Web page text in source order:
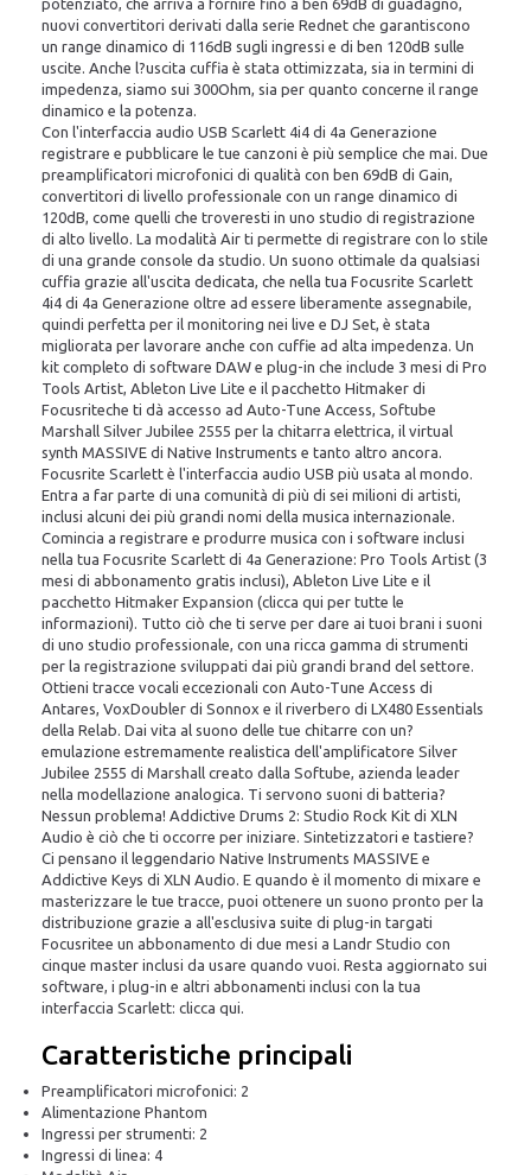
potenziato, che arriva a fornire fino a ben 69dB di guadagno,
nuovi convertitori derivati dalla serie Rednet che garantiscono
un range dinamico di 116dB sugli ingressi e di ben 120dB sulle
uscite. Anche l?uscita cuffia è stata ottimizzata, sia in termini di
impedenza, siamo sui 300Ohm, sia per quanto concerne il range
dinamico e la potenza.
Con l'interfaccia audio USB Scarlett 4i4 di 4a Generazione
registrare e pubblicare le tue canzoni è più semplice che mai. Due
preamplificatori microfonici di qualità con ben 69dB di Gain,
convertitori di livello professionale con un range dinamico di
120dB, come quelli che troveresti in uno studio di registrazione
di alto livello. La modalità Air ti permette di registrare con lo stile
di una grande console da studio. Un suono ottimale da qualsiasi
cuffia grazie all'uscita dedicata, che nella tua Focusrite Scarlett
4i4 di 4a Generazione oltre ad essere liberamente assegnabile,
quindi perfetta per il monitoring nei live e DJ Set, è stata
migliorata per lavorare anche con cuffie ad alta impedenza. Un
kit completo di software DAW e plug-in che include 3 mesi di Pro
Tools Artist, Ableton Live Lite e il pacchetto Hitmaker di
Focusriteche ti dà accesso ad Auto-Tune Access, Softube
Marshall Silver Jubilee 2555 per la chitarra elettrica, il virtual
synth MASSIVE di Native Instruments e tanto altro ancora.
Focusrite Scarlett è l'interfaccia audio USB più usata al mondo.
Entra a far parte di una comunità di più di sei milioni di artisti,
inclusi alcuni dei più grandi nomi della musica internazionale.
Comincia a registrare e produrre musica con i software inclusi
nella tua Focusrite Scarlett di 4a Generazione: Pro Tools Artist (3
mesi di abbonamento gratis inclusi), Ableton Live Lite e il
pacchetto Hitmaker Expansion (clicca qui per tutte le
informazioni). Tutto ciò che ti serve per dare ai tuoi brani i suoni
di uno studio professionale, con una ricca gamma di strumenti
per la registrazione sviluppati dai più grandi brand del settore.
Ottieni tracce vocali eccezionali con Auto-Tune Access di
Antares, VoxDoubler di Sonnox e il riverbero di LX480 Essentials
della Relab. Dai vita al suono delle tue chitarre con un?
emulazione estremamente realistica dell'amplificatore Silver
Jubilee 2555 di Marshall creato dalla Softube, azienda leader
nella modellazione analogica. Ti servono suoni di batteria?
Nessun problema! Addictive Drums 2: Studio Rock Kit di XLN
Audio è ciò che ti occorre per iniziare. Sintetizzatori e tastiere?
Ci pensano il leggendario Native Instruments MASSIVE e
Addictive Keys di XLN Audio. E quando è il momento di mixare e
masterizzare le tue tracce, puoi ottenere un suono pronto per la
distribuzione grazie a all'esclusiva suite di plug-in targati
Focusritee un abbonamento di due mesi a Landr Studio con
cinque master inclusi da usare quando vuoi. Resta aggiornato sui
software, i plug-in e altri abbonamenti inclusi con la tua
interfaccia Scarlett: clicca qui.
Caratteristiche principali
Preamplificatori microfonici: 2
Alimentazione Phantom
Ingressi per strumenti: 2
Ingressi di linea: 4